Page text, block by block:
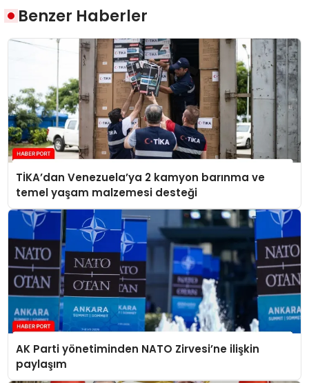
Benzer Haberler
TİKA’dan Venezuela’ya 2 kamyon barınma ve
temel yaşam malzemesi desteği
AK Parti yönetiminden NATO Zirvesi’ne ilişkin
paylaşım